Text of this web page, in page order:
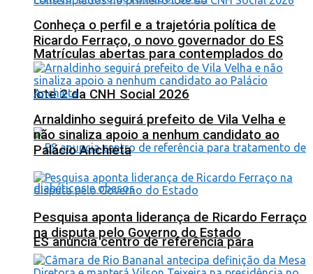
Matrículas abertas para contemplados do
lote 2 da CNH Social 2026
ES anuncia centro de referência para
Conheça o perfil e a trajetória política de
Ricardo Ferraço, o novo governador do ES
Arnaldinho seguirá prefeito de Vila Velha e
não sinaliza apoio a nenhum candidato ao
Palácio Anchieta
Pesquisa aponta liderança de Ricardo Ferraço
na disputa pelo Governo do Estado